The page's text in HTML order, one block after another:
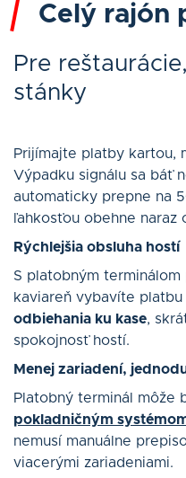
Celý rajón
Pre
stánky
Prijímajte platby kartou,
Výpadku signálu sa báť
automaticky prepne na
ľahkosťou obehne naraz
Rýchlejšia obsluha hostí
S platobným
kaviareň vybavíte
odbiehania ku kase,
spokojnosť hostí.
Menej zariadení,
Platobný terminál môže
pokladničným
nemusí manuálne
viacerými zariadeniami.